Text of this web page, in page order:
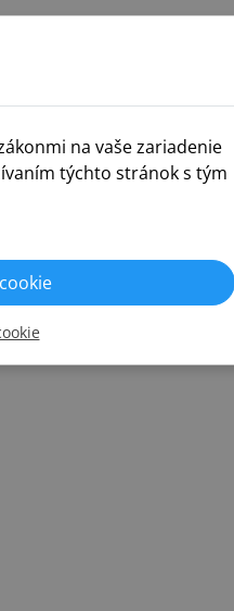
na vaše zariadenie
týchto stránok s tým